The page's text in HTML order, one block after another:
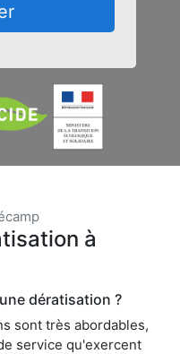
à
dératisation ?
sont très abordables,
service qu'exercent